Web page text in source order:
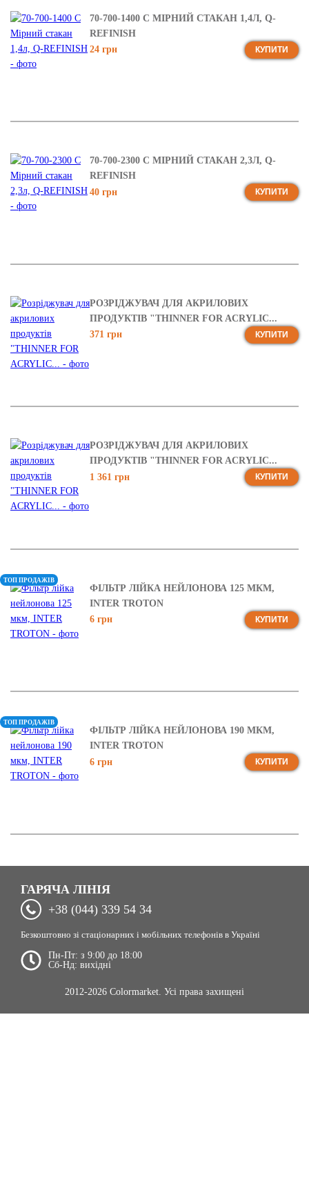
70-700-1400 C МІРНИЙ СТАКАН 1,4Л, Q-
REFINISH
24 грн
КУПИТИ
70-700-2300 C МІРНИЙ СТАКАН 2,3Л, Q-
REFINISH
40 грн
КУПИТИ
РОЗРІДЖУВАЧ ДЛЯ АКРИЛОВИХ
ПРОДУКТІВ "THINNER FOR ACRYLIC...
371 грн
КУПИТИ
РОЗРІДЖУВАЧ ДЛЯ АКРИЛОВИХ
ПРОДУКТІВ "THINNER FOR ACRYLIC...
1 361 грн
КУПИТИ
ФІЛЬТР ЛІЙКА НЕЙЛОНОВА 125 МКМ,
INTER TROTON
6 грн
КУПИТИ
ТОП ПРОДАЖІВ
ФІЛЬТР ЛІЙКА НЕЙЛОНОВА 190 МКМ,
INTER TROTON
6 грн
КУПИТИ
ТОП ПРОДАЖІВ
ГАРЯЧА ЛІНІЯ
+38 (044) 339 54 34
Безкоштовно зі стаціонарних і мобільних телефонів в Україні
Пн-Пт: з 9:00 до 18:00
Сб-Нд: вихідні
2012-2026 Colormarket. Усі права захищені